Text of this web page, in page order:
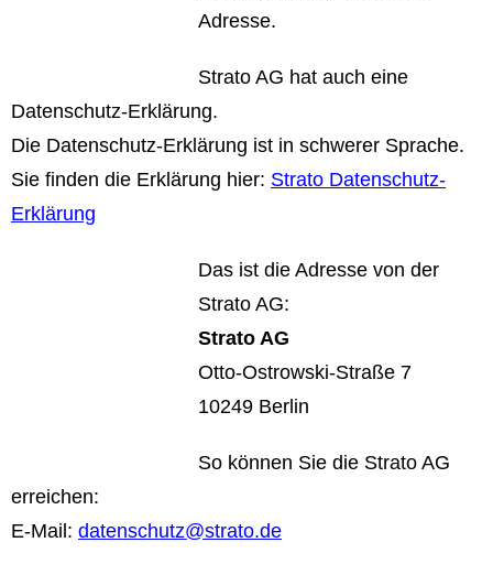
Adresse.
Strato AG hat auch eine
Datenschutz-Erklärung.
Die Datenschutz-Erklärung ist in schwerer Sprache.
Sie finden die Erklärung hier: Strato Datenschutz-
Erklärung
Das ist die Adresse von der
Strato AG:
Strato AG
Otto-Ostrowski-Straße 7
10249 Berlin
So können Sie die Strato AG
erreichen:
E-Mail: datenschutz@strato.de